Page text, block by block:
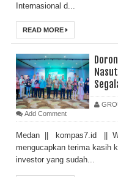
Internasional d...
READ MORE
Add Comment
Medan || kompas7.id ||
mengucapkan terima kasih
investor yang sudah...